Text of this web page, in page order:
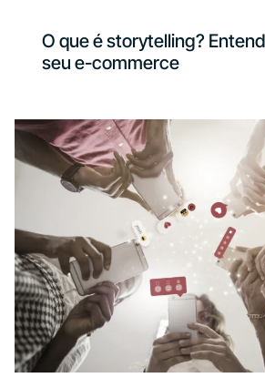
O que é storytelling?
seu e-commerce